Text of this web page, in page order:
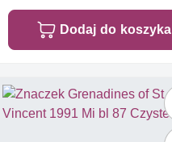
Dodaj do koszyka